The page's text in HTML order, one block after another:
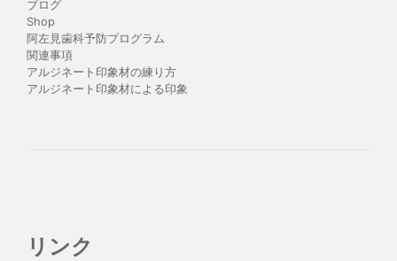
ブログ
Shop
阿左見歯科予防プログラム
関連事項
アルジネート印象材の練り方
アルジネート印象材による印象
リンク